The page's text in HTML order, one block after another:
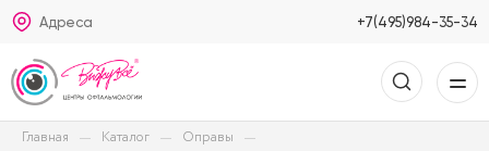
Адреса +7(495)984-35-34
Главная Каталог Оправы